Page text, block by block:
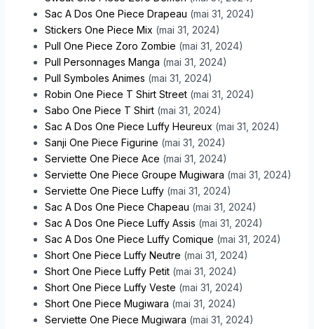
Sac A Dos One Piece Drapeau (mai 31, 2024)
Stickers One Piece Mix (mai 31, 2024)
Pull One Piece Zoro Zombie (mai 31, 2024)
Pull Personnages Manga (mai 31, 2024)
Pull Symboles Animes (mai 31, 2024)
Robin One Piece T Shirt Street (mai 31, 2024)
Sabo One Piece T Shirt (mai 31, 2024)
Sac A Dos One Piece Luffy Heureux (mai 31, 2024)
Sanji One Piece Figurine (mai 31, 2024)
Serviette One Piece Ace (mai 31, 2024)
Serviette One Piece Groupe Mugiwara (mai 31, 2024)
Serviette One Piece Luffy (mai 31, 2024)
Sac A Dos One Piece Chapeau (mai 31, 2024)
Sac A Dos One Piece Luffy Assis (mai 31, 2024)
Sac A Dos One Piece Luffy Comique (mai 31, 2024)
Short One Piece Luffy Neutre (mai 31, 2024)
Short One Piece Luffy Petit (mai 31, 2024)
Short One Piece Luffy Veste (mai 31, 2024)
Short One Piece Mugiwara (mai 31, 2024)
Serviette One Piece Mugiwara (mai 31, 2024)